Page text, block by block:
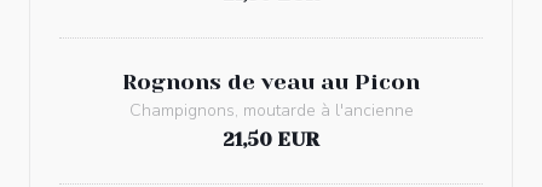
Rognons de veau au Picon
Champignons, moutarde à l'ancienne
21,50 EUR